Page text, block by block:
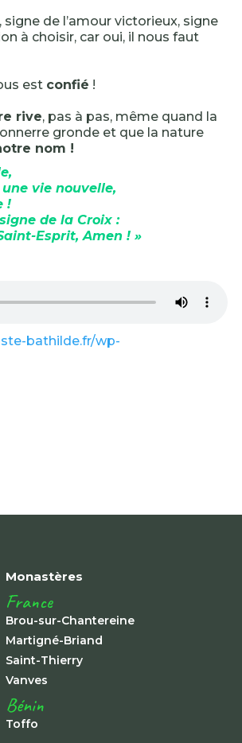
signe de l’amour victorieux, signe
à choisir, car oui, il nous faut
est confié !
rive, pas à pas, même quand la
gronde et que la nature
nom !
vie nouvelle,
!
de la Croix :
Esprit, Amen ! »
bathilde.fr/wp-
Monastères
France
Brou-sur-Chantereine
Martigné-Briand
Saint-Thierry
Vanves
Bénin
Toffo